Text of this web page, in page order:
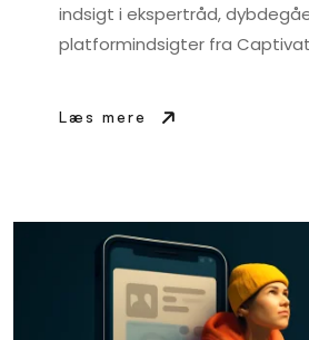
indsigt i ekspertråd,
platformindsigter fra
Læs mere